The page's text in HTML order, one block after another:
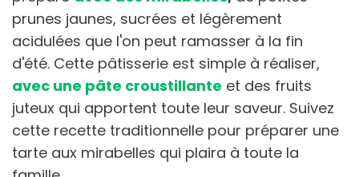
prunes jaunes, sucrées et légèrement
acidulées que l'on peut ramasser à la fin
d'été. Cette pâtisserie est simple à réaliser,
avec une pâte croustillante et des fruits
juteux qui apportent toute leur saveur. Suivez
cette recette traditionnelle pour préparer une
tarte aux mirabelles qui plaira à toute la